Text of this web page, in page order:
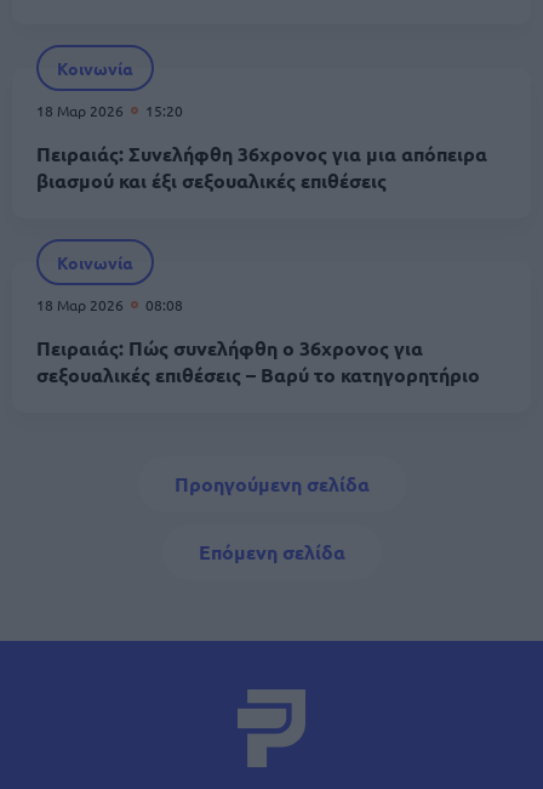
Κοινωνία
18 Μαρ 2026 15:20
Πειραιάς: Συνελήφθη 36χρονος για μια απόπειρα
βιασμού και έξι σεξουαλικές επιθέσεις
Κοινωνία
18 Μαρ 2026 08:08
Πειραιάς: Πώς συνελήφθη ο 36χρονος για
σεξουαλικές επιθέσεις – Βαρύ το κατηγορητήριο
Προηγούμενη σελίδα
Προηγούμενη σελίδα
Next page
Επόμενη σελίδα